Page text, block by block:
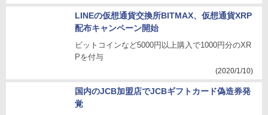
LINEの仮想通貨交換所BITMAX、仮想通貨XRP
配布キャンペーン開始
ビットコインなど5000円以上購入で1000円分のXR
Pを付与
(2020/1/10)
国内のJCB加盟店でJCBギフトカード偽造券発
覚